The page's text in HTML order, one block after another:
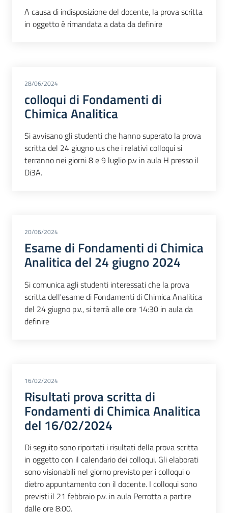
A causa di indisposizione del docente, la prova scritta
in oggetto è rimandata a data da definire
28/06/2024
colloqui di Fondamenti di
Chimica Analitica
Si avvisano gli studenti che hanno superato la prova
scritta del 24 giugno u.s che i relativi colloqui si
terranno nei giorni 8 e 9 luglio p.v in aula H presso il
Di3A.
20/06/2024
Esame di Fondamenti di Chimica
Analitica del 24 giugno 2024
Si comunica agli studenti interessati che la prova
scritta dell'esame di Fondamenti di Chimica Analitica
del 24 giugno p.v., si terrà alle ore 14:30 in aula da
definire
16/02/2024
Risultati prova scritta di
Fondamenti di Chimica Analitica
del 16/02/2024
Di seguito sono riportati i risultati della prova scritta
in oggetto con il calendario dei colloqui. Gli elaborati
sono visionabili nel giorno previsto per i colloqui o
dietro appuntamento con il docente. I colloqui sono
previsti il 21 febbraio p.v. in aula Perrotta a partire
dalle ore 8:00.